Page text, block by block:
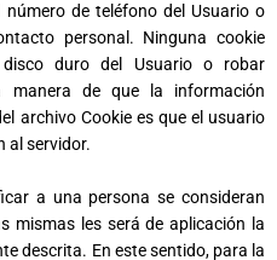
de teléfono del Usuario o
personal. Ninguna cookie
duro del Usuario o robar
manera de que la información
archivo Cookie es que el usuario
al servidor.
a una persona se consideran
mismas les será de aplicación la
descrita. En este sentido, para la